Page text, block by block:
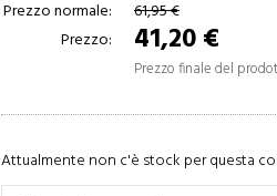
Prezzo normale:
61,95 €
Prezzo:
41,20 €
Prezzo finale del
Attualmente non c'è stock per questa